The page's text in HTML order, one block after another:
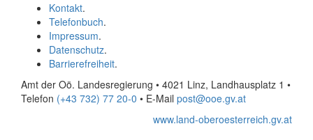
Kontakt.
Telefonbuch.
Impressum.
Datenschutz.
Barrierefreiheit.
Amt der Oö. Landesregierung • 4021 Linz, Landhausplatz 1 •
Telefon (+43 732) 77 20-0 • E-Mail post@ooe.gv.at
www.land-oberoesterreich.gv.at